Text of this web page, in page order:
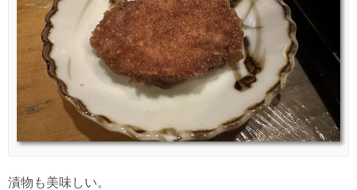
漬物も美味しい。